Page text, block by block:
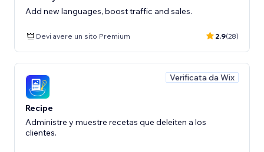
Add new languages, boost traffic and sales.
Devi avere un sito Premium 2.9(28)
Verificata da Wix
Recipe
Administre y muestre recetas que deleiten a los
clientes.